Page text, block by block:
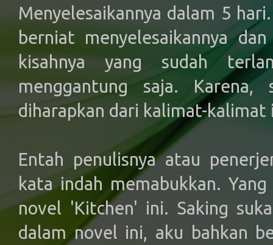
Menyelesaikannya dalam 5
berniat menyelesaikannya
kisahnya yang sudah
menggantung saja.
diharapkan dari kalimat-kalimat
Entah penulisnya atau
kata indah memabukkan.
novel 'Kitchen' ini. Saking
dalam novel ini, aku bahkan